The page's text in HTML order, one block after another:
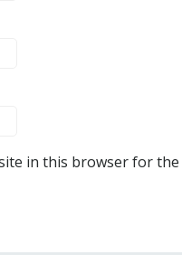
in this browser for